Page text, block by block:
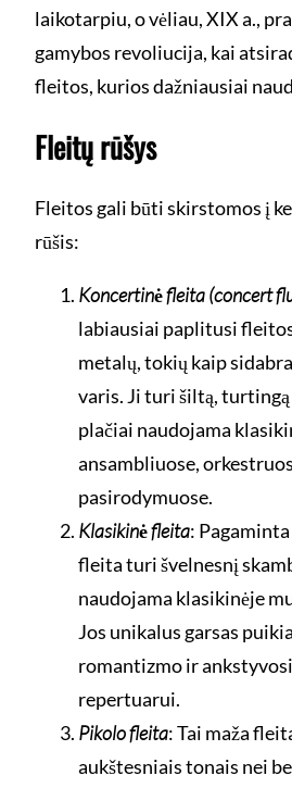
laikotarpiu, o vėliau, XIX a.,
gamybos revoliucija, kai
fleitos, kurios dažniausiai
Fleitų rūšys
Fleitos gali būti skirstomos į
rūšis:
Koncertinė fleita (concert
labiausiai paplitusi
metalų, tokių kaip
varis. Ji turi šiltą,
plačiai naudojama
ansambliuose,
pasirodymuose.
Klasikinė fleita:
fleita turi švelnesnį
naudojama klasikinėje
Jos unikalus garsas
romantizmo ir
repertuarui.
Pikolo fleita: Tai maža
aukštesniais tonais nei